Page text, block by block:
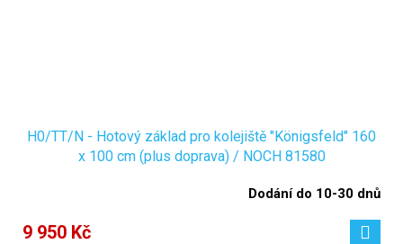
H0/TT/N - Hotový základ pro kolejiště "Königsfeld" 160
x 100 cm (plus doprava) / NOCH 81580
Dodání do 10-30 dnů
9 950 Kč